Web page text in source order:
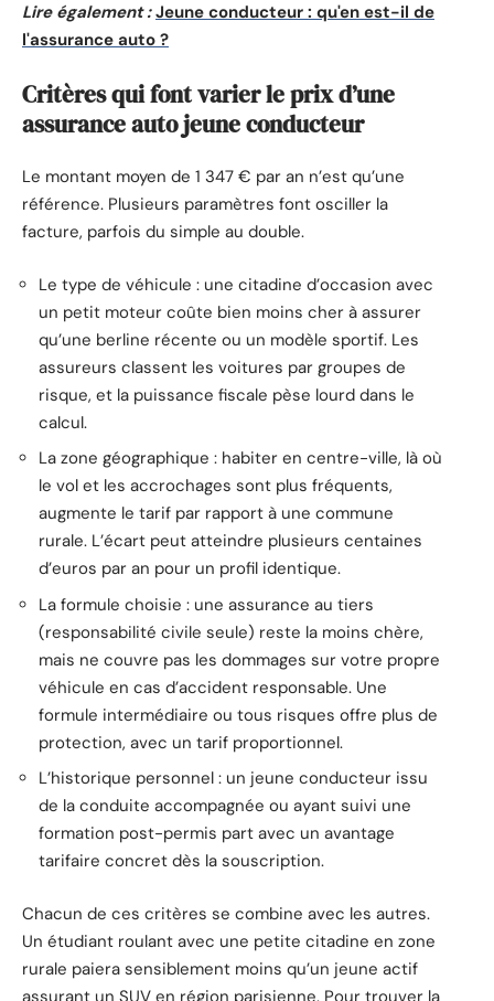
Lire également : Jeune conducteur : qu'en est-il de
l'assurance auto ?
Critères qui font varier le prix d’une
assurance auto jeune conducteur
Le montant moyen de 1 347 € par an n’est qu’une
référence. Plusieurs paramètres font osciller la
facture, parfois du simple au double.
Le type de véhicule : une citadine d’occasion avec
un petit moteur coûte bien moins cher à assurer
qu’une berline récente ou un modèle sportif. Les
assureurs classent les voitures par groupes de
risque, et la puissance fiscale pèse lourd dans le
calcul.
La zone géographique : habiter en centre-ville, là où
le vol et les accrochages sont plus fréquents,
augmente le tarif par rapport à une commune
rurale. L’écart peut atteindre plusieurs centaines
d’euros par an pour un profil identique.
La formule choisie : une assurance au tiers
(responsabilité civile seule) reste la moins chère,
mais ne couvre pas les dommages sur votre propre
véhicule en cas d’accident responsable. Une
formule intermédiaire ou tous risques offre plus de
protection, avec un tarif proportionnel.
L’historique personnel : un jeune conducteur issu
de la conduite accompagnée ou ayant suivi une
formation post-permis part avec un avantage
tarifaire concret dès la souscription.
Chacun de ces critères se combine avec les autres.
Un étudiant roulant avec une petite citadine en zone
rurale paiera sensiblement moins qu’un jeune actif
assurant un SUV en région parisienne. Pour trouver la